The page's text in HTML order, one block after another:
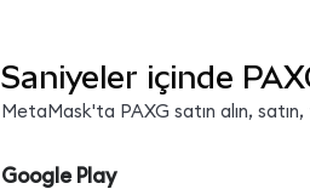
Saniyeler içinde
MetaMask'ta PAXG satın alın,
Google Play